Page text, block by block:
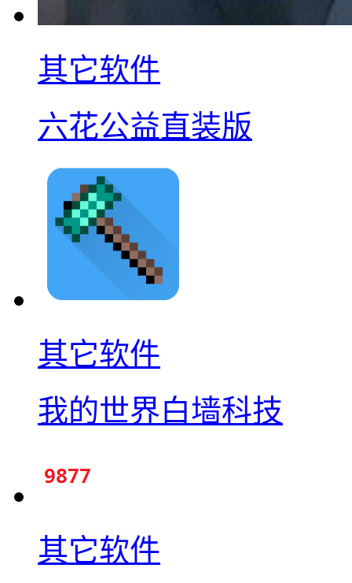
其它软件
六花公益直装版
其它软件
我的世界白墙科技
其它软件